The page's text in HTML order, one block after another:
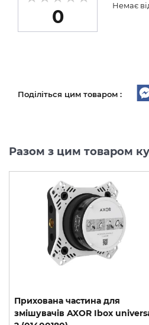
0
Немає
Поділіться цим товаром :
Разом з цим товаром
Прихована частина для
змішувачів AXOR Ibox